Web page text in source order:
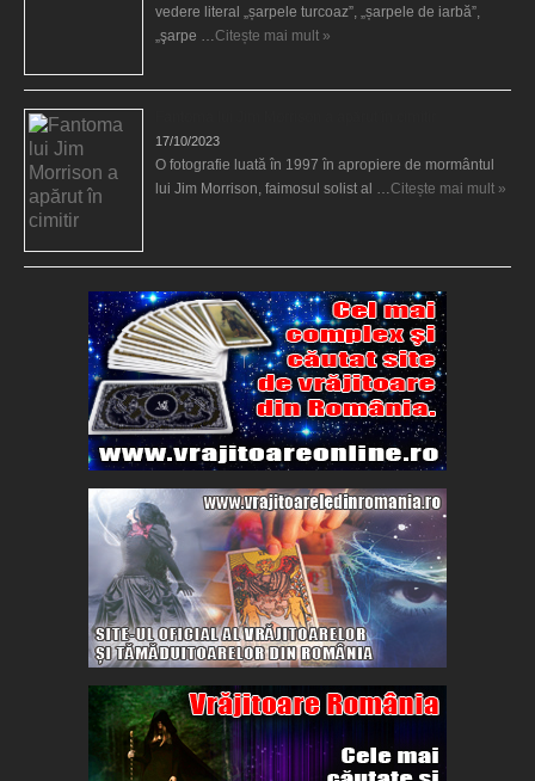
vedere literal „șarpele turcoaz”, „șarpele de iarbă”,
„şarpe …Citește mai mult »
17/10/2023
O fotografie luată în 1997 în apropiere de mormântul
lui Jim Morrison, faimosul solist al …Citește mai mult »